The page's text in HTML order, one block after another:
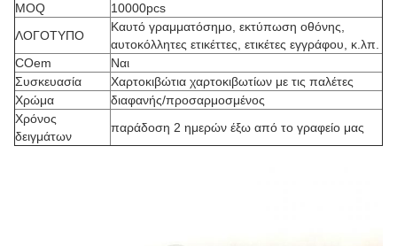
MOQ
10000pcs
ΛΟΓΟΤΥΠΟ
Καυτό γραμματόσημο, εκτύπωση οθόνης,
αυτοκόλλητες ετικέττες, ετικέτες εγγράφου, κ.λπ.
COem
Ναι
Συσκευασία
Χαρτοκιβώτια χαρτοκιβωτίων με τις παλέτες
Χρώμα
διαφανής/προσαρμοσμένος
Χρόνος
δειγμάτων
παράδοση 2 ημερών έξω από το γραφείο μας